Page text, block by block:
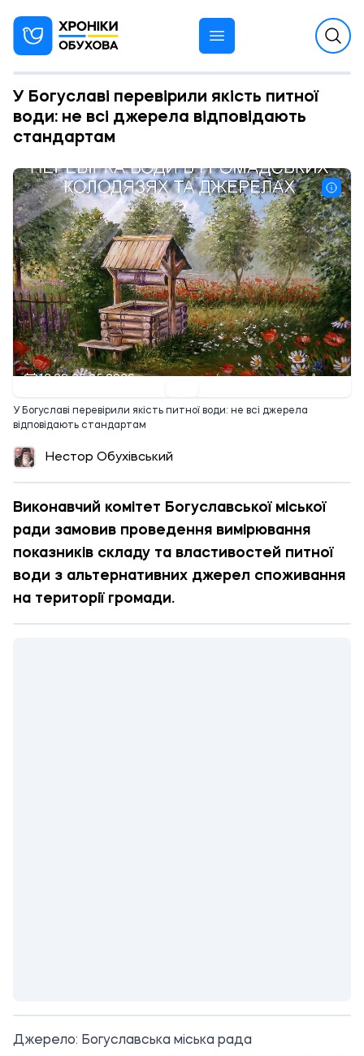
У Богуславі перевірили якість питної
води: не всі джерела відповідають
стандартам
12:28 25.05.2026
У Богуславі перевірили якість питної води: не всі джерела
відповідають стандартам
Нестор Обухівський
Виконавчий комітет Богуславської міської
ради замовив проведення вимірювання
показників складу та властивостей питної
води з альтернативних джерел споживання
на території громади.
Джерело: Богуславська міська рада